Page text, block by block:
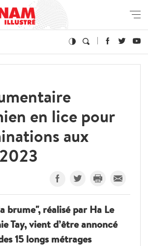
en lice pour
aux
brume", réalisé par Ha Le
Tay, vient d’être annoncé
15 longs métrages